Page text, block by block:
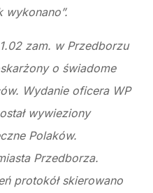
wykonano”.
zam. w Przedborzu
o świadome
Wydanie oficera WP
wywieziony
Polaków.
Przedborza.
protokół skierowano